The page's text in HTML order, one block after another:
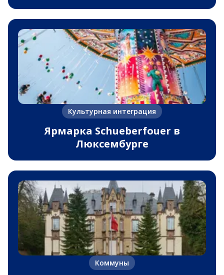
Культурная интеграция
Ярмарка Schueberfouer в
Люксембурге
Коммуны